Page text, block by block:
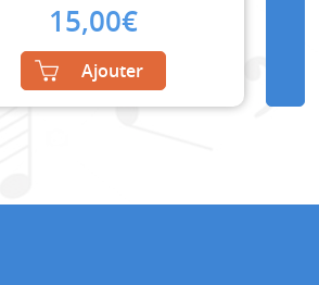
15,00€
Ajouter